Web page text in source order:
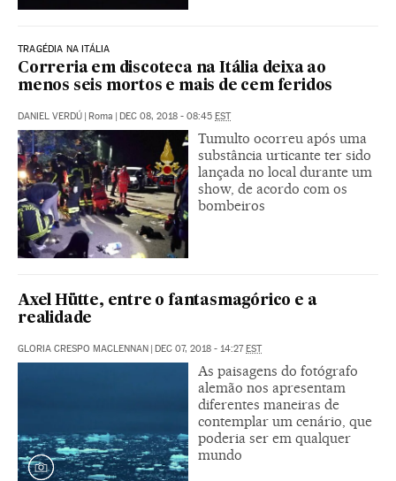
TRAGÉDIA NA ITÁLIA
Correria em discoteca na Itália deixa ao
menos seis mortos e mais de cem feridos
DANIEL VERDÚ | Roma | DEC 08, 2018 - 08:45 EST
Tumulto ocorreu após uma
substância urticante ter sido
lançada no local durante um
show, de acordo com os
bombeiros
Axel Hütte, entre o fantasmagórico e a
realidade
GLORIA CRESPO MACLENNAN | DEC 07, 2018 - 14:27EST
As paisagens do fotógrafo
alemão nos apresentam
diferentes maneiras de
contemplar um cenário, que
poderia ser em qualquer
mundo